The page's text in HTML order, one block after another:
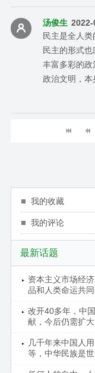
汤俊生 2022-
民主是全人
民主的形式
丰富多彩的
政治文明，本
我的收藏
我的评论
最新话题
资本主义市场经
品和人类命运共同
改开40多年，中
献，今后仍需扩
几千年来中国人
等，中华民族是